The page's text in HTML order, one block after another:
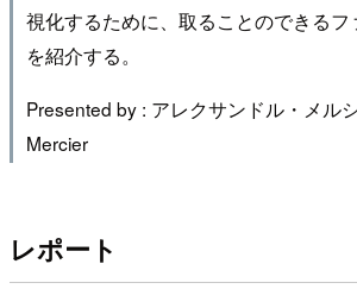
視化するために、取ることのできる
を紹介する。
Presented by : アレクサンドル・メル
Mercier
レポート